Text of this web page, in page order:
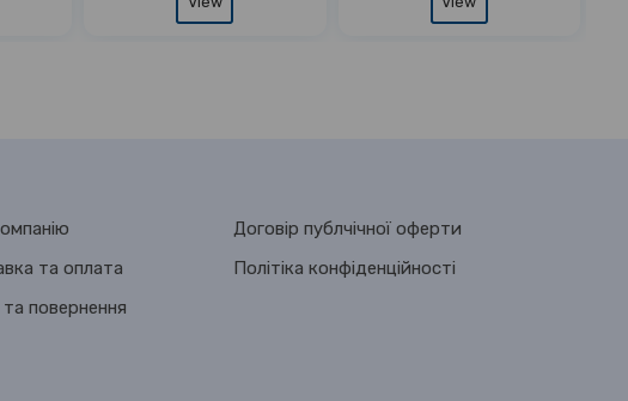
та оплата
повернення
Договір публчічної оферти
Політіка конфіденційності